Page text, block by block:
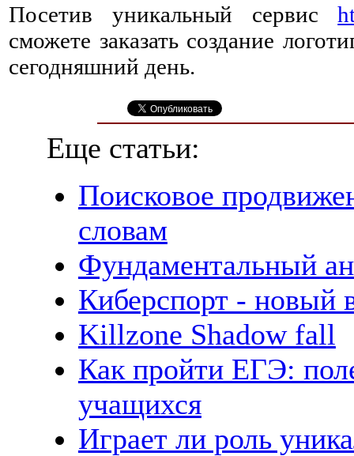
Посетив уникальный сервис
сможете заказать создание
сегодняшний день.
Еще статьи:
Поисковое
словам
Фундаментальный
Киберспорт - новый
Killzone Shadow fall
Как пройти ЕГЭ:
учащихся
Играет ли роль